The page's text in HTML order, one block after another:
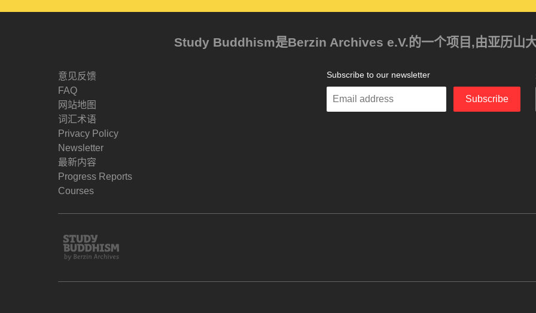
Study Buddhism是Berzin Archives e.V.的一个项目,由亚历山大
意见反馈
FAQ
网站地图
词汇术语
Privacy Policy
Newsletter
最新内容
Progress Reports
Courses
Subscribe to our newsletter
Enter
Subscribe
Study
Buddhism